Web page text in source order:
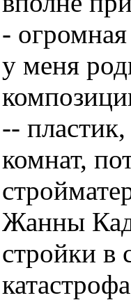
-
у меня
--
комнат,
Жанны
стройки в